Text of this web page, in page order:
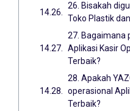
26. Bisakah
Toko Plastik
27. Bagaimana
Aplikasi Kasir
Terbaik?
28. Apakah
operasional
Terbaik?